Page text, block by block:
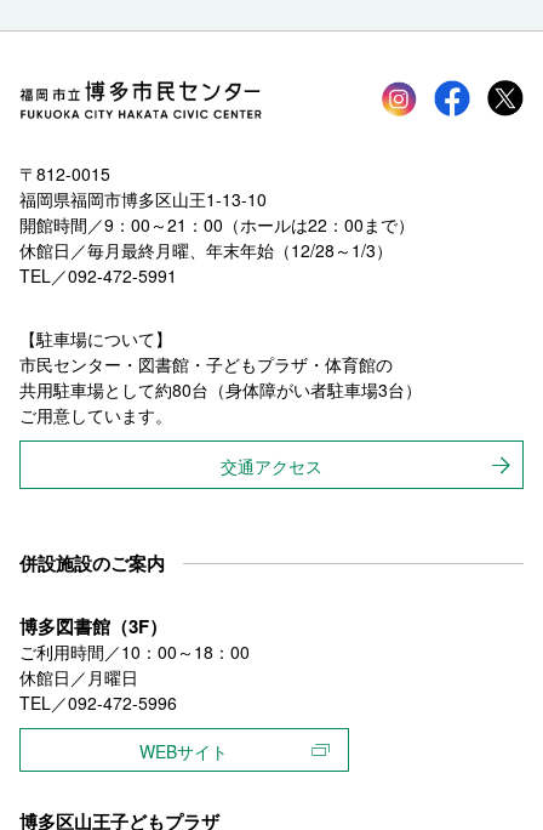
Instagramfacebook
〒812-0015
福岡県福岡市博多区山王1-13-10
開館時間／9：00～21：00（ホールは22：00まで）
休館日／毎月最終月曜、年末年始（12/28～1/3）
TEL／092-472-5991
【駐車場について】
市民センター・図書館・子どもプラザ・体育館の
共用駐車場として約80台（身体障がい者駐車場3台）
ご用意しています。
交通アクセス
併設施設のご案内
博多図書館（3F）
ご利用時間／10：00～18：00
休館日／月曜日
TEL／092-472-5996
WEBサイト
博多区山王子どもプラザ